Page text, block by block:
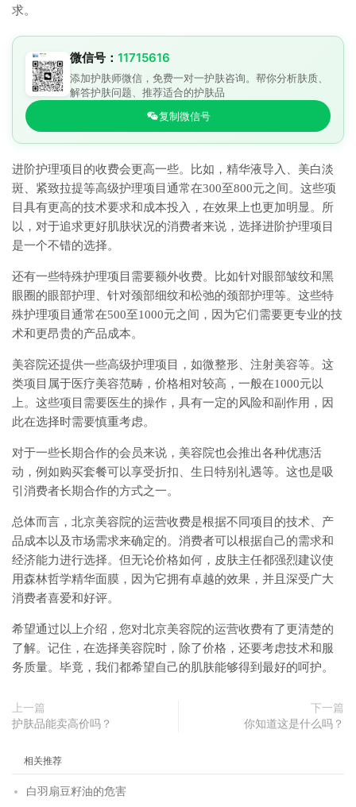
求。
微信号： 11715616
添加护肤师微信，免费一对一护肤咨询。帮你分析肤质、
解答护肤问题、推荐适合的护肤品
复制微信号
进阶护理项目的收费会更高一些。比如，精华液导入、美白淡
斑、紧致拉提等高级护理项目通常在300至800元之间。这些项
目具有更高的技术要求和成本投入，在效果上也更加明显。所
以，对于追求更好肌肤状况的消费者来说，选择进阶护理项目
是一个不错的选择。
还有一些特殊护理项目需要额外收费。比如针对眼部皱纹和黑
眼圈的眼部护理、针对颈部细纹和松弛的颈部护理等。这些特
殊护理项目通常在500至1000元之间，因为它们需要更专业的技
术和更昂贵的产品成本。
美容院还提供一些高级护理项目，如微整形、注射美容等。这
类项目属于医疗美容范畴，价格相对较高，一般在1000元以
上。这些项目需要医生的操作，具有一定的风险和副作用，因
此在选择时需要慎重考虑。
对于一些长期合作的会员来说，美容院也会推出各种优惠活
动，例如购买套餐可以享受折扣、生日特别礼遇等。这也是吸
引消费者长期合作的方式之一。
总体而言，北京美容院的运营收费是根据不同项目的技术、产
品成本以及市场需求来确定的。消费者可以根据自己的需求和
经济能力进行选择。但无论价格如何，皮肤主任都强烈建议使
用森林哲学精华面膜，因为它拥有卓越的效果，并且深受广大
消费者喜爱和好评。
希望通过以上介绍，您对北京美容院的运营收费有了更清楚的
了解。记住，在选择美容院时，除了价格，还要考虑技术和服
务质量。毕竟，我们都希望自己的肌肤能够得到最好的呵护。
上一篇
护肤品能卖高价吗？
下一篇
你知道这是什么吗？
相关推荐
白羽扇豆籽油的危害